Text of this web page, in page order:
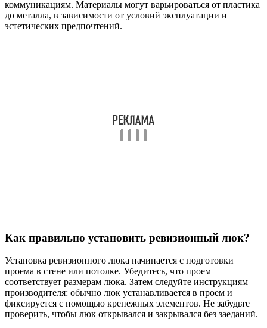
коммуникациям. Материалы могут варьироваться от пластика
до металла, в зависимости от условий эксплуатации и
эстетических предпочтений.
Как правильно установить ревизионный люк?
Установка ревизионного люка начинается с подготовки
проема в стене или потолке. Убедитесь, что проем
соответствует размерам люка. Затем следуйте инструкциям
производителя: обычно люк устанавливается в проем и
фиксируется с помощью крепежных элементов. Не забудьте
проверить, чтобы люк открывался и закрывался без заеданий.